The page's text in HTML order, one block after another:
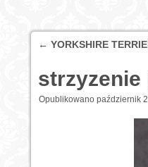
← YORKSHIRE
strzyzenie
Opublikowano październik